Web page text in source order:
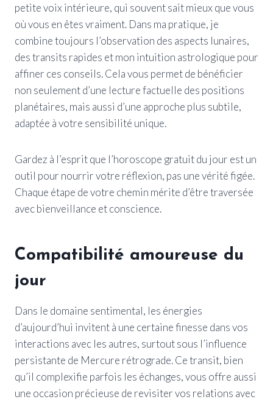
petite voix intérieure, qui souvent sait mieux que vous
où vous en êtes vraiment. Dans ma pratique, je
combine toujours l’observation des aspects lunaires,
des transits rapides et mon intuition astrologique pour
affiner ces conseils. Cela vous permet de bénéficier
non seulement d’une lecture factuelle des positions
planétaires, mais aussi d’une approche plus subtile,
adaptée à votre sensibilité unique.
Gardez à l’esprit que l’horoscope gratuit du jour est un
outil pour nourrir votre réflexion, pas une vérité figée.
Chaque étape de votre chemin mérite d’être traversée
avec bienveillance et conscience.
Compatibilité amoureuse du
jour
Dans le domaine sentimental, les énergies
d’aujourd’hui invitent à une certaine finesse dans vos
interactions avec les autres, surtout sous l’influence
persistante de Mercure rétrograde. Ce transit, bien
qu’il complexifie parfois les échanges, vous offre aussi
une occasion précieuse de revisiter vos relations avec